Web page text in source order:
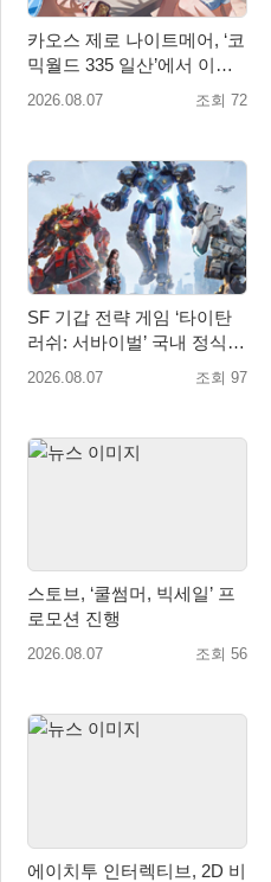
카오스 제로 나이트메어, ‘코
믹월드 335 일산’에서 이용
자 소통 예고
2026.08.07 조회 72
SF 기갑 전략 게임 ‘타이탄
러쉬: 서바이벌’ 국내 정식
출시
2026.08.07 조회 97
스토브, ‘쿨썸머, 빅세일’ 프
로모션 진행
2026.08.07 조회 56
에이치투 인터렉티브, 2D 비